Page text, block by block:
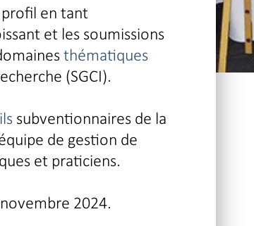
en tant
et les soumissions
thématiques
(SGCI).
subventionnaires de la
de gestion de
et praticiens.
2024.